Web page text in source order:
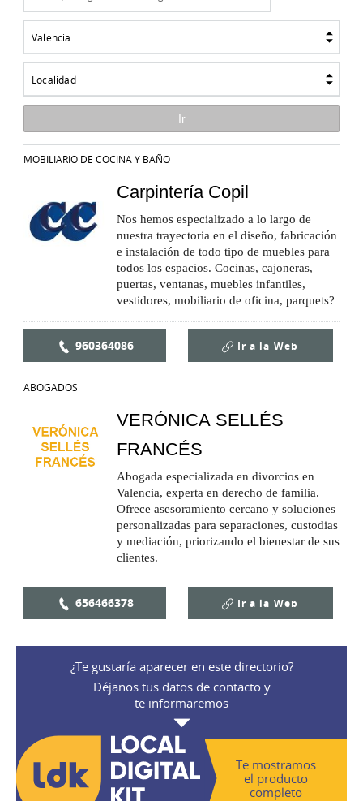
Valencia
Localidad
MOBILIARIO DE COCINA Y BAÑO
Carpintería Copil
Nos hemos especializado a lo largo de
nuestra trayectoria en el diseño, fabricación
e instalación de todo tipo de muebles para
todos los espacios. Cocinas, cajoneras,
puertas, ventanas, muebles infantiles,
vestidores, mobiliario de oficina, parquets?
960364086 Ir a la Web
ABOGADOS
VERÓNICA SELLÉS
FRANCÉS
Abogada especializada en divorcios en
Valencia, experta en derecho de familia.
Ofrece asesoramiento cercano y soluciones
personalizadas para separaciones, custodias
y mediación, priorizando el bienestar de sus
clientes.
656466378 Ir a la Web
¿Te gustaría aparecer en este directorio?
Déjanos tus datos de contacto y
te informaremos
Te mostramos
el producto
completo